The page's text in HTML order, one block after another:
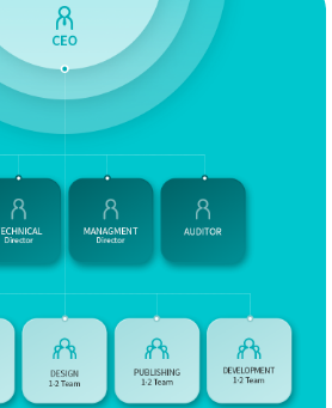
라개발협회 CI 및 어플리케이션 디자인
테인먼트 CI 및 웹사이트 개발
성과 통계 시스템 Ver 1.0 개발
험 역사관 웹사이트 개발
계 시스템 Ver 1.0 개발
2014
엘성형외과 PC 및 모바일 웹사이트 개발
촌연세병원 PC 및 모바일 웹사이트 개발
영업관리시스템 Ver2.0 개발
05.
꾸는 달팽이 교육키즈탭 반응형웹 개발
03.
(주)비젠소프트 창립 10주년